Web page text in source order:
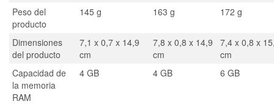
Peso del
producto
145 g 163 g 172 g
Dimensiones
del producto
7,1 x 0,7 x 14,9
cm
7,8 x 0,8 x 14,9
cm
7,4 x 0,8 x
cm
Capacidad de
la memoria
RAM
4 GB 4 GB 6 GB